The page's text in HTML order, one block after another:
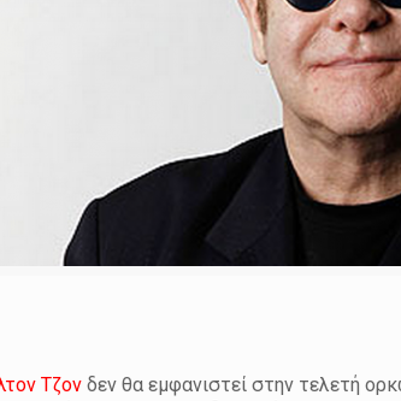
Τζον δεν θα εμφανιστεί στην τελετή